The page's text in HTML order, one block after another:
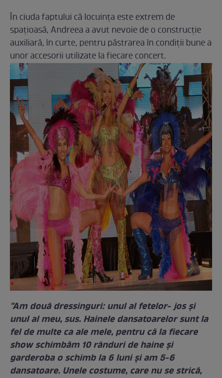
În ciuda faptului că locuinţa este extrem de
spaţioasă, Andreea a avut nevoie de o construcţie
auxiliară, în curte, pentru păstrarea în condiţii bune a
unor accesorii utilizate la fiecare concert.
"Am două dressinguri: unul al fetelor- jos şi
unul al meu, sus. Hainele dansatoarelor sunt la
fel de multe ca ale mele, pentru că la fiecare
show schimbăm 10 rânduri de haine şi
garderoba o schimb la 6 luni şi am 5-6
dansatoare. Unele costume, care nu se strică,